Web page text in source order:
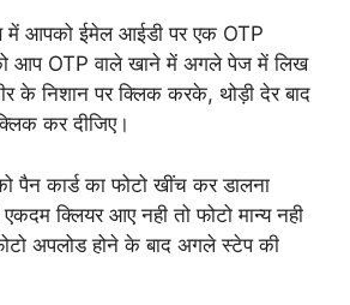
आपको ईमेल आईडी पर एक OTP
आप OTP वाले खाने में अगले पेज में लिख
के निशान पर क्लिक करके, थोड़ी देर बाद
कर दीजिए।
कार्ड का फोटो खींच कर डालना
एकदम क्लियर आए नही तो फोटो मान्य नही
अपलोड होने के बाद अगले स्टेप की